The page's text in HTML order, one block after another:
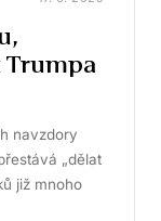
navzdory
„dělat
již mnoho